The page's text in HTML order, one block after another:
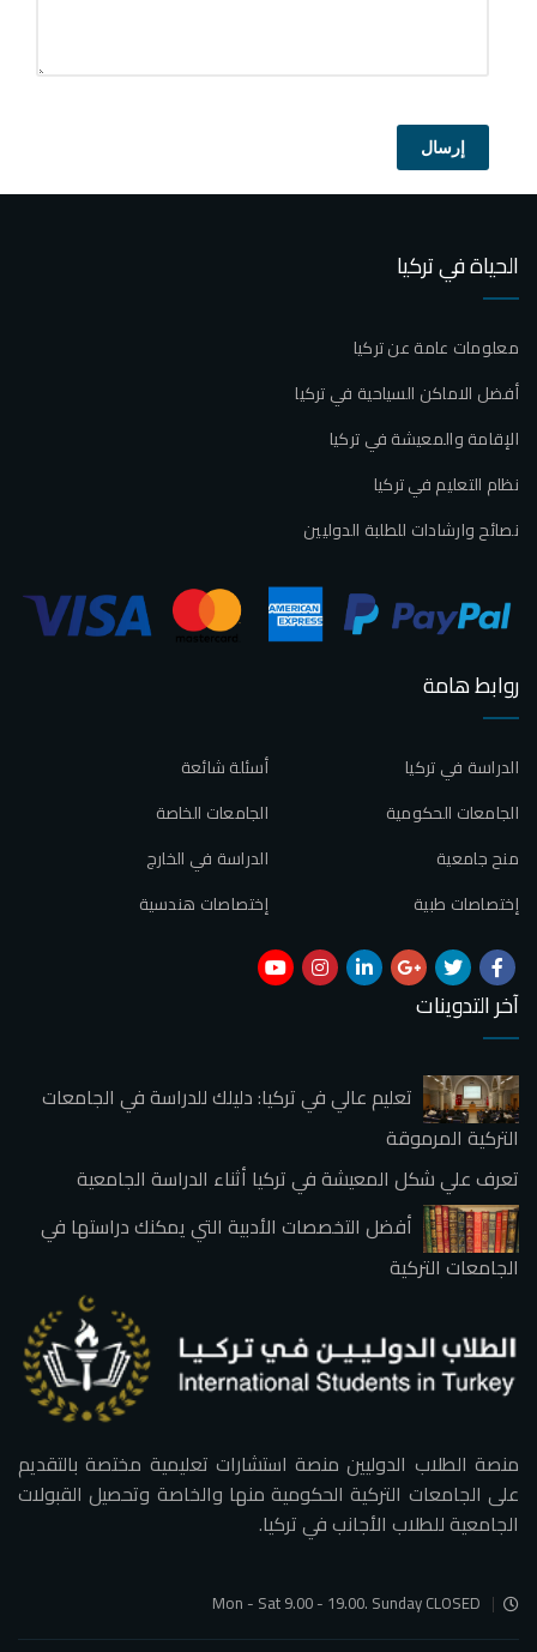
إرسال
الحياة في تركيا
معلومات عامة عن تركيا
أفضل الاماكن السياحية في تركيا
الإقامة والمعيشة في تركيا
نظام التعليم في تركيا
نصائح وارشادات للطلبة الدوليين
روابط هامة
أسئلة شائعة
الدراسة في تركيا
الجامعات الخاصة
الجامعات الحكومية
الدراسة في الخارج
منح جامعية
إختصاصات هندسية
إختصاصات طبية
آخر التدوينات
تعليم عالي في تركيا: دليلك للدراسة في الجامعات
التركية المرموقة
تعرف علي شكل المعيشة في تركيا أثناء الدراسة الجامعية
أفضل التخصصات الأدبية التي يمكنك دراستها في
الجامعات التركية
منصة الطلاب الدوليين منصة استشارات تعليمية مختصة بالتقديم
على الجامعات التركية الحكومية منها والخاصة وتحصيل القبولات
الجامعية للطلاب الأجانب في تركيا.
Mon - Sat 9.00 - 19.00. Sunday CLOSED